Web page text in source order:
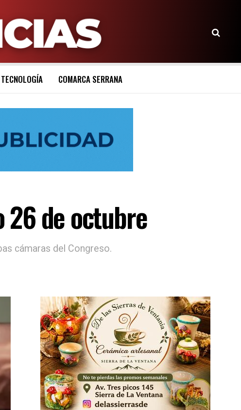
TECNOLOGÍA COMARCA SERRANA
26 de octubre
cámaras del Congreso.